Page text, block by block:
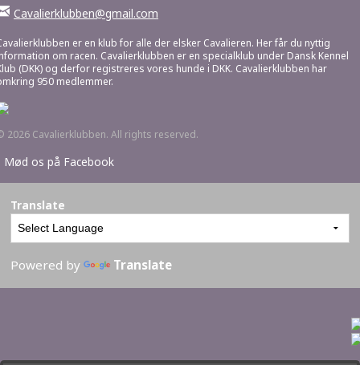
Cavalierklubben@gmail.com
er en klub for alle der elsker Cavalieren. Her får du nyttig
om racen. Cavalierklubben er en specialklub under Dansk Kennel
(DKK) og derfor registreres vores hunde i DKK. Cavalierklubben har
950 medlemmer.
2026 Cavalierklubben. All rights reserved.
Mød os på Facebook
Translate
Powered by Translate